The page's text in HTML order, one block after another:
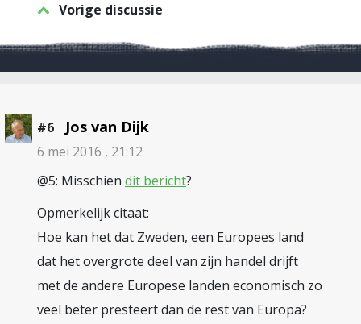
Vorige discussie
#6 Jos van Dijk
6 mei 2016 , 21:12
@5: Misschien dit bericht?
Opmerkelijk citaat:
Hoe kan het dat Zweden, een Europees land
dat het overgrote deel van zijn handel drijft
met de andere Europese landen economisch zo
veel beter presteert dan de rest van Europa?